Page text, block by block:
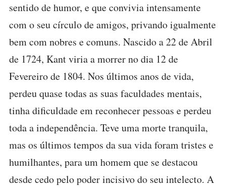
sentido de humor, e que convivia intensamente
com o seu círculo de amigos, privando igualmente
bem com nobres e comuns. Nascido a 22 de Abril
de 1724, Kant viria a morrer no dia 12 de
Fevereiro de 1804. Nos últimos anos de vida,
perdeu quase todas as suas faculdades mentais,
tinha dificuldade em reconhecer pessoas e perdeu
toda a independência. Teve uma morte tranquila,
mas os últimos tempos da sua vida foram tristes e
humilhantes, para um homem que se destacou
desde cedo pelo poder incisivo do seu intelecto. A